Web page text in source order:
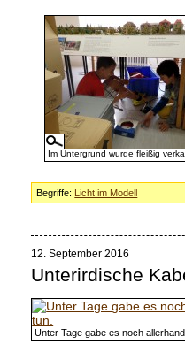
Im Untergrund wurde fleißig
Begriffe: Licht im Modell
12. September 2016
Unterirdische
Unter Tage gabe es noch